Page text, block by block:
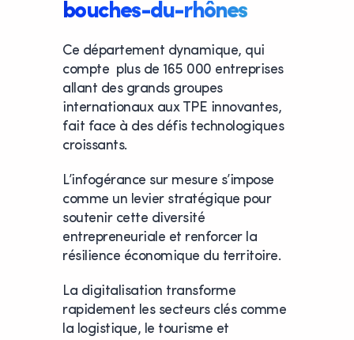
bouches-du-rhônes
Ce département dynamique, qui
compte plus de 165 000 entreprises
allant des grands groupes
internationaux aux TPE innovantes,
fait face à des défis technologiques
croissants.
L’infogérance sur mesure s’impose
comme un levier stratégique pour
soutenir cette diversité
entrepreneuriale et renforcer la
résilience économique du territoire.
La digitalisation transforme
rapidement les secteurs clés comme
la logistique, le tourisme et